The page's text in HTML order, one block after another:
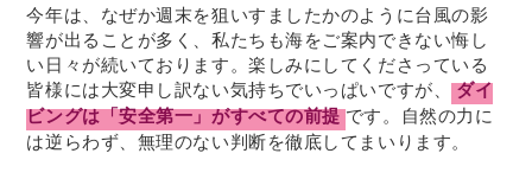
今年は、なぜか週末を狙いすましたかのように台風の影
響が出ることが多く、私たちも海をご案内できない悔し
い日々が続いております。楽しみにしてくださっている
皆様には大変申し訳ない気持ちでいっぱいですが、ダイ
ビングは「安全第一」がすべての前提です。自然の力に
は逆らわず、無理のない判断を徹底してまいります。